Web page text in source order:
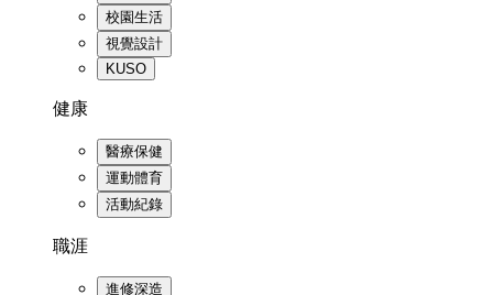
校園生活
視覺設計
KUSO
健康
醫療保健
運動體育
活動紀錄
職涯
進修深造